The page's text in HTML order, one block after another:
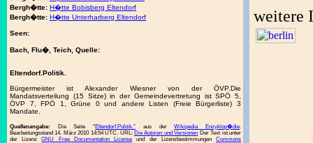
Bergh�tte: H�tte Bobisberg Eltendorf
Bergh�tte: H�tte Unterharberg Eltendorf
Seen:
Bach, Flu�, Teich, Quelle:
Eltendorf.Politik.
Bürgermeister ist Alexander Wiesner von der ÖVP.Die
Mandatsverteilung (15 Sitze) in der Gemeindevertretung ist SPÖ 5,
ÖVP 7, FPÖ 1, Grüne 0 und andere Listen (Freie Bürgerliste) 3
Mandate.
Quellenangabe: Die Seite "Eltendorf.Politik." aus derWikipedia Enzyklop�die.
Bearbeitungsstand 14. März 2010 14:54 UTC. URL: Die Autoren und Versionen Der Text ist unter
der LizenzGNU Free Documentation License und der LizenzbestimmungenCommons
weitere